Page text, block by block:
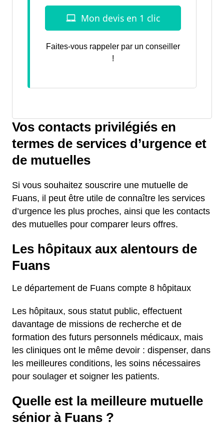
Faites-vous rappeler par un conseiller
!
Vos contacts privilégiés en
termes de services d’urgence et
de mutuelles
Si vous souhaitez souscrire une mutuelle de
Fuans, il peut être utile de connaître les services
d’urgence les plus proches, ainsi que les contacts
des mutuelles pour comparer leurs offres.
Les hôpitaux aux alentours de
Fuans
Le département de Fuans compte 8 hôpitaux
Les hôpitaux, sous statut public, effectuent
davantage de missions de recherche et de
formation des futurs personnels médicaux, mais
les cliniques ont le même devoir : dispenser, dans
les meilleures conditions, les soins nécessaires
pour soulager et soigner les patients.
Quelle est la meilleure mutuelle
sénior à Fuans ?